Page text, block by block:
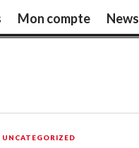
Mon compte
UNCATEGORIZED